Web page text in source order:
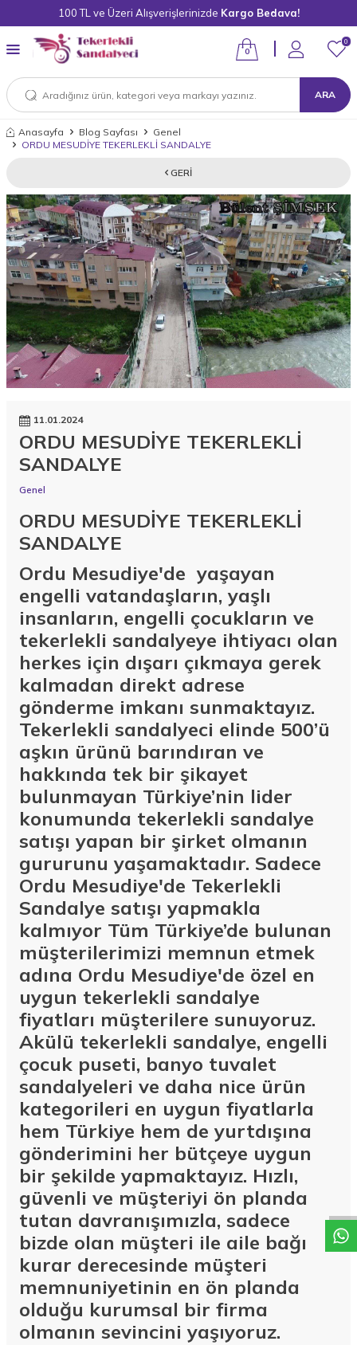
100 TL ve Üzeri Alışverişlerinizde Kargo Bedava!
ARA
0
0
Anasayfa Blog Sayfası
Genel
ORDU MESUDİYE TEKERLEKLİ SANDALYE
GERI
11.01.2024
ORDU MESUDİYE TEKERLEKLİ
SANDALYE
Genel
ORDU MESUDİYE TEKERLEKLİ
SANDALYE
Ordu Mesudiye'de yaşayan
engelli vatandaşların, yaşlı
insanların, engelli çocukların ve
tekerlekli sandalyeye ihtiyacı olan
herkes için dışarı çıkmaya gerek
kalmadan direkt adrese
gönderme imkanı sunmaktayız.
Tekerlekli sandalyeci elinde 500’ü
aşkın ürünü barındıran ve
hakkında tek bir şikayet
bulunmayan Türkiye’nin lider
konumunda tekerlekli sandalye
satışı yapan bir şirket olmanın
gururunu yaşamaktadır. Sadece
Ordu Mesudiye'de Tekerlekli
Sandalye satışı yapmakla
kalmıyor Tüm Türkiye’de bulunan
müşterilerimizi memnun etmek
adına Ordu Mesudiye'de özel en
uygun tekerlekli sandalye
fiyatları müşterilere sunuyoruz.
Akülü tekerlekli sandalye, engelli
çocuk puseti, banyo tuvalet
sandalyeleri ve daha nice ürün
kategorileri en uygun fiyatlarla
hem Türkiye hem de yurtdışına
gönderimini her bütçeye uygun
bir şekilde yapmaktayız. Hızlı,
güvenli ve müşteriyi ön planda
tutan davranışımızla, sadece
bizde olan müşteri ile aile bağı
kurar derecesinde müşteri
memnuniyetinin en ön planda
olduğu kurumsal bir firma
olmanın sevincini yaşıyoruz.